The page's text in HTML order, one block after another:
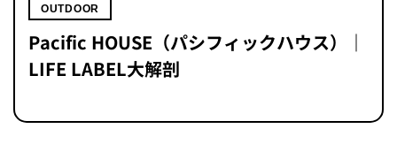
OUTDOOR
Pacific HOUSE（パシフィックハウス）｜
LIFE LABEL大解剖